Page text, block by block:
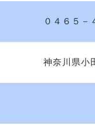
０４６５－
神奈川県小